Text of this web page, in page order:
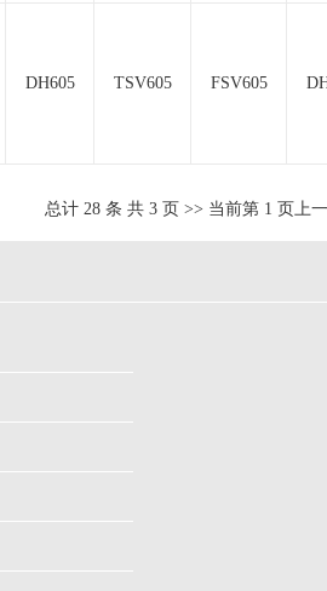
DH605 TSV605 FSV605
总计 28条 共 3页 >> 当前第 1 页上